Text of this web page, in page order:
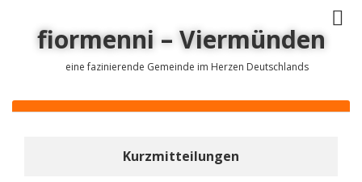
fiormenni – Viermünden
eine fazinierende Gemeinde im Herzen Deutschlands
Kurzmitteilungen